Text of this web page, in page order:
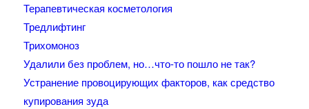
Терапевтическая косметология
Тредлифтинг
Трихомоноз
Удалили без проблем, но…что-то пошло не так?
Устранение провоцирующих факторов, как средство
купирования зуда